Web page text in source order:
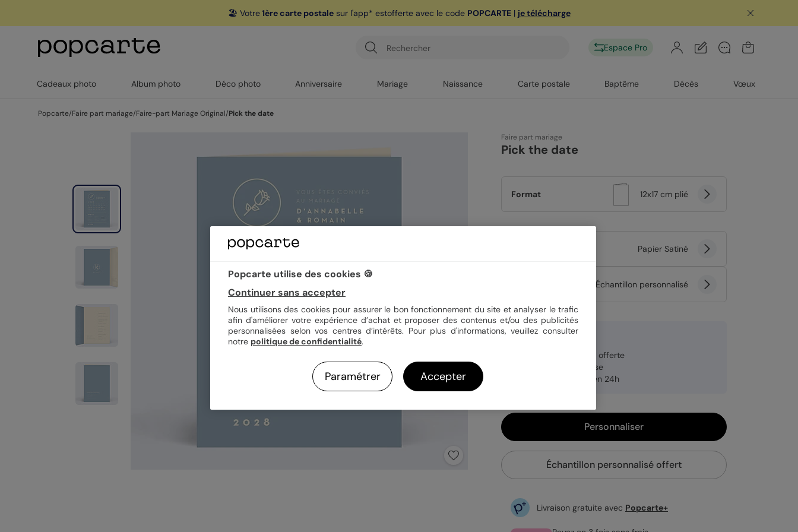
🏖️ Votre1ère carte postalesur l'app* estofferte avec le code POPCARTE| je télécharge
Espace Pro
Cadeaux photo Album photo Déco photo Anniversaire Mariage Naissance Carte postale Baptême Décès Vœux
Popcarte/Faire part mariage/Faire-part Mariage Original/Pick the date
Faire part mariage
Pick the date
Format 12x17 cm plié
Papier Satiné
Échantillon personnalisé
1,52 €
Enveloppe blanche offerte
Fabrication française
Expédition rapide en 24h
Personnaliser
Échantillon personnalisé offert
Livraison gratuite avec Popcarte+
Popcarte utilise des cookies 🍪
Continuer sans accepter
Nous utilisons des cookies pour assurer le bon fonctionnement du site et analyser le trafic
afin d'améliorer votre expérience d’achat et proposer des contenus et/ou des publicités
personnalisées selon vos centres d’intérêts. Pour plus d'informations, veuillez consulter
notre politique de confidentialité.
Paramétrer Accepter